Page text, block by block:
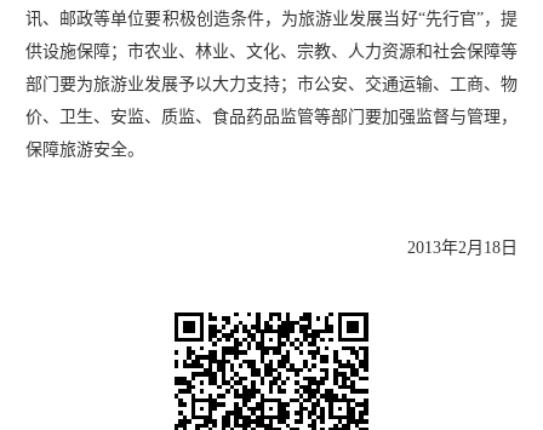
讯、邮政等单位要积极创造条件，为旅游业发展当好“先行官”，提
供设施保障；市农业、林业、文化、宗教、人力资源和社会保障等
部门要为旅游业发展予以大力支持；市公安、交通运输、工商、物
价、卫生、安监、质监、食品药品监管等部门要加强监督与管理，
保障旅游安全。
2013年2月18日